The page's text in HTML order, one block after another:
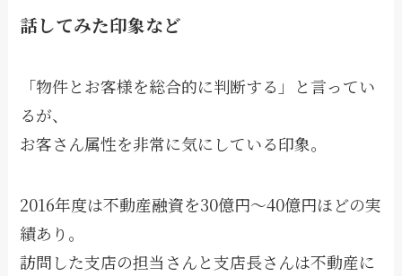
話してみた印象など
「物件とお客様を総合的に判断する」と言ってい
るが、
お客さん属性を非常に気にしている印象。
2016年度は不動産融資を30億円〜40億円ほどの実
績あり。
訪問した支店の担当さんと支店長さんは不動産に